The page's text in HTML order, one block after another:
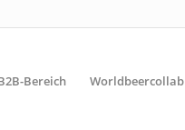
Bereich Worldbeercollab